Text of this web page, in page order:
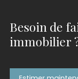
Besoin de
immobilier